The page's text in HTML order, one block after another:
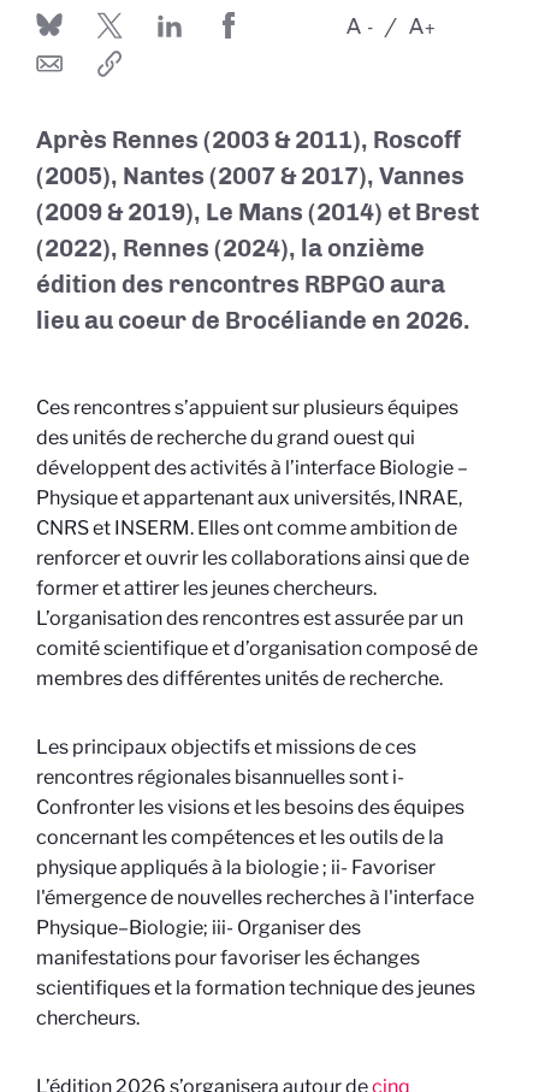
-
A +
A
Après Rennes (2003 & 2011), Roscoff
(2005), Nantes (2007 & 2017), Vannes
(2009 & 2019), Le Mans (2014) et Brest
(2022), Rennes (2024), la onzième
édition des rencontres RBPGO aura
lieu au coeur de Brocéliande en 2026.
Ces rencontres s’appuient sur plusieurs équipes
des unités de recherche du grand ouest qui
développent des activités à l’interface Biologie –
Physique et appartenant aux universités, INRAE,
CNRS et INSERM. Elles ont comme ambition de
renforcer et ouvrir les collaborations ainsi que de
former et attirer les jeunes chercheurs.
L’organisation des rencontres est assurée par un
comité scientifique et d’organisation composé de
membres des différentes unités de recherche.
Les principaux objectifs et missions de ces
rencontres régionales bisannuelles sont i-
Confronter les visions et les besoins des équipes
concernant les compétences et les outils de la
physique appliqués à la biologie ; ii- Favoriser
l'émergence de nouvelles recherches à l'interface
Physique–Biologie; iii- Organiser des
manifestations pour favoriser les échanges
scientifiques et la formation technique des jeunes
chercheurs.
L’édition 2026 s’organisera autour decinq